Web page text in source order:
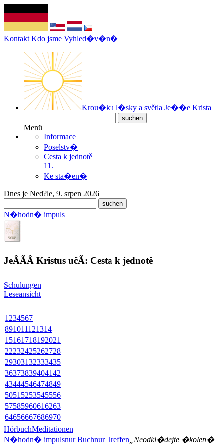
Kontakt Kdo jsme Vyhled�v�n�
Krou�ku l�sky a světla Je��e Krista
Menü
Informace
Poselstv�
Cesta k jednotě
11.
Ke sta�en�
Dnes je Ned?le, 9. srpen 2026
N�hodn� impuls
JeÂÃ­Â Kristus učÃ­: Cesta k jednotě
Schulungen
Leseansicht
1 234567
891011121314
15161718192021
22232425262728
29303132333435
36373839404142
43444546474849
5051 5253545556
57585960616263
64656667686970
HörbuchMeditationen
N�hodn� impulsnur Buchnur Treffen „Neodkl�dejte �kolen�